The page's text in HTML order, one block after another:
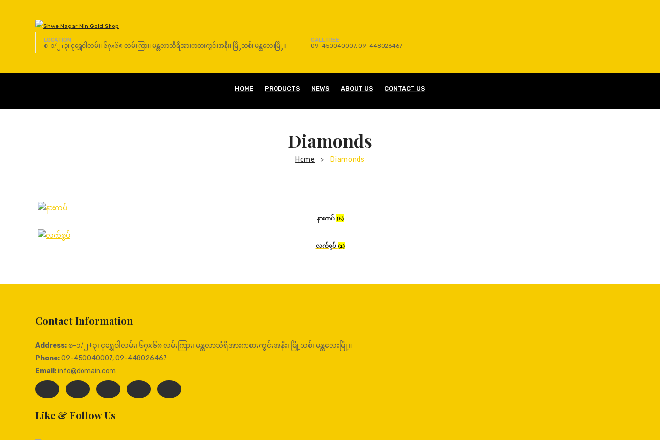
LOCATION
စ-၁/၂+၃၊ ငုရွှေဝါလမ်း၊ ၆၇x၆၈ လမ်းကြား၊ မန္တလာသီရိအားကစားကွင်းအနီး၊ မြို့သစ်၊ မန္တလေးမြို့။
CALL FREE
09-450040007, 09-448026467
HOME PRODUCTS NEWS ABOUT US CONTACT US
Diamonds
Home > Diamonds
နားကပ် (6)
လက်စွပ် (2)
Contact Information
Address:စ-၁/၂+၃၊ ငုရွှေဝါလမ်း၊ ၆၇x၆၈ လမ်းကြား၊ မန္တလာသီရိအားကစားကွင်းအနီး၊ မြို့သစ်၊ မန္တလေးမြို့။
Phone:09-450040007, 09-448026467
Email:info@domain.com
Like & Follow Us